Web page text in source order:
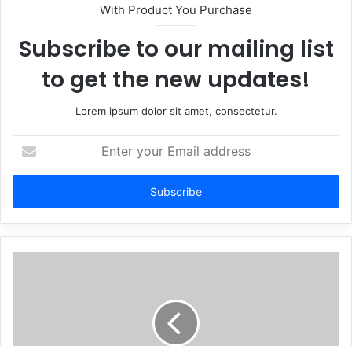
With Product You Purchase
Subscribe to our mailing list
to get the new updates!
Lorem ipsum dolor sit amet, consectetur.
your
Email